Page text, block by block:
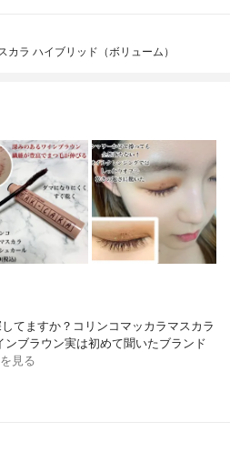
カラ ハイブリッド（ボリューム）
てますか？⁡⁡コリンコマッカラマスカラ
ブラウン⁡⁡実は初めて聞いたブランド
見る